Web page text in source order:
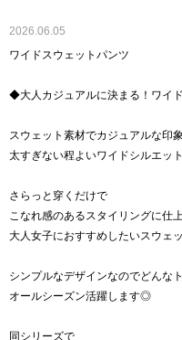
2026.06.05
ワイドスウェットパンツ
◆大人カジュアルに決まる！ワイ
スウェット素材でカジュアルな印
太すぎない程よいワイドシルエッ
さらっと穿くだけで
こなれ感のあるスタイリングに仕
大人女子におすすめしたいスウェ
シンプルなデザインなのでどんな
オールシーズン活躍します◎
同シリーズで